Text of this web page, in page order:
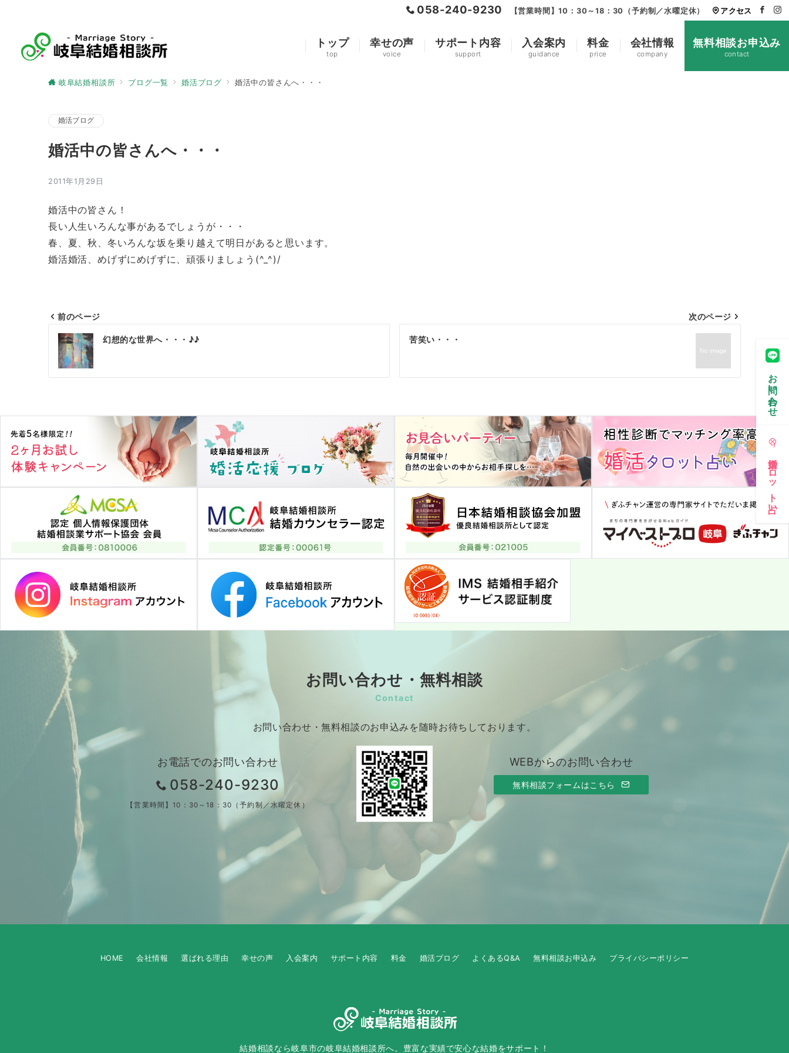
058-240-9230 【営業時間】10：30～18：30（予約制／水曜定休） アクセス
トップ
top
幸せの声
voice
サポート内容
support
入会案内
guidance
料金
price
会社情報
company
無料相談お申込み
contact
岐阜結婚相談所 ブログ一覧 婚活ブログ 婚活中の皆さんへ・・・
婚活ブログ
婚活中の皆さんへ・・・
2011年1月29日
婚活中の皆さん！
長い人生いろんな事があるでしょうが・・・
春、夏、秋、冬いろんな坂を乗り越えて明日があると思います。
婚活婚活、めげずにめげずに、頑張りましょう(^_^)/
投
稿
ナ
ゲ
ー
シ
ョ
ン
前のページ
幻想的な世界へ・・・♪♪
次のページ
苦笑い・・・
お問い合わせ・無料相談
Contact
お問い合わせ・無料相談のお申込みを随時お待ちしております。
お電話でのお問い合わせ
058-240-9230
【営業時間】10：30～18：30（予約制／水曜定休）
WEBからのお問い合わせ
無料相談フォームはこちら
HOME 会社情報 選ばれる理由 幸せの声 入会案内 サポート内容 料金 婚活ブログ よくあるQ&A 無料相談お申込み プライバシーポリシー
結婚相談なら岐阜市の岐阜結婚相談所へ。豊富な実績で安心な結婚をサポート！
お問い合わせ
婚活タロット占い